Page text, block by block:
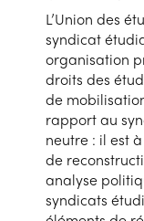
L’Union des
syndicat
organisation
droits des
de
rapport au
neutre : il est
de
analyse
syndicats